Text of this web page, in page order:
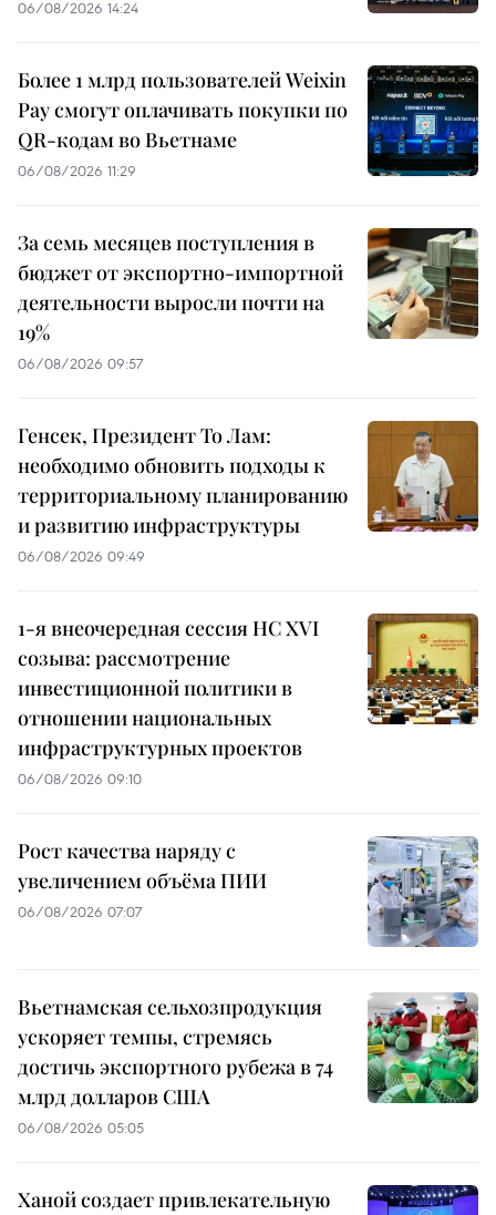
06/08/2026 14:24
Более 1 млрд пользователей Weixin
Pay смогут оплачивать покупки по
QR-кодам во Вьетнаме
06/08/2026 11:29
За семь месяцев поступления в
бюджет от экспортно-импортной
деятельности выросли почти на
19%
06/08/2026 09:57
Генсек, Президент То Лам:
необходимо обновить подходы к
территориальному планированию
и развитию инфраструктуры
06/08/2026 09:49
1-я внеочередная сессия НС XVI
созыва: рассмотрение
инвестиционной политики в
отношении национальных
инфраструктурных проектов
06/08/2026 09:10
Рост качества наряду с
увеличением объёма ПИИ
06/08/2026 07:07
Вьетнамская сельхозпродукция
ускоряет темпы, стремясь
достичь экспортного рубежа в 74
млрд долларов США
06/08/2026 05:05
Ханой создает привлекательную